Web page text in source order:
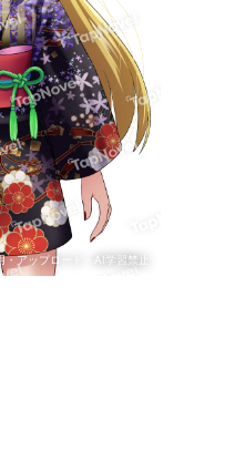
アップロード・AI学習禁止